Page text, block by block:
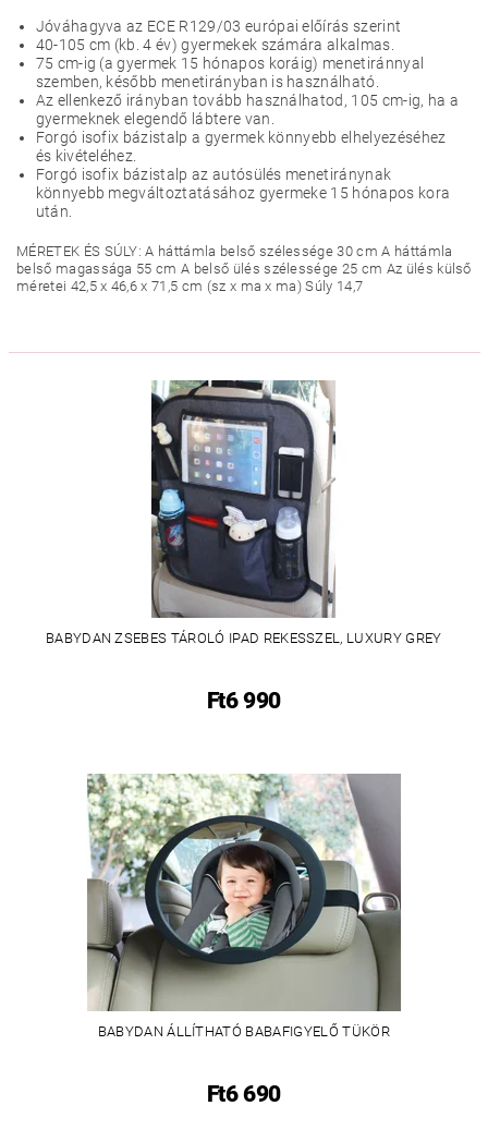
Jóváhagyva az ECE R129/03 európai előírás szerint
40-105 cm (kb. 4 év) gyermekek számára alkalmas.
75 cm-ig (a gyermek 15 hónapos koráig) menetiránnyal
szemben, később menetirányban is használható.
Az ellenkező irányban tovább használhatod, 105 cm-ig, ha a
gyermeknek elegendő lábtere van.
Forgó isofix bázistalp a gyermek könnyebb elhelyezéséhez
és kivételéhez.
Forgó isofix bázistalp az autósülés menetiránynak
könnyebb megváltoztatásához gyermeke 15 hónapos kora
után.
MÉRETEK ÉS SÚLY: A háttámla belső szélessége 30 cm A háttámla
belső magassága 55 cm A belső ülés szélessége 25 cm Az ülés külső
méretei 42,5 x 46,6 x 71,5 cm (sz x ma x ma) Súly 14,7
BABYDAN ZSEBES TÁROLÓ IPAD REKESSZEL, LUXURY GREY
Ft6 990
BABYDAN ÁLLÍTHATÓ BABAFIGYELŐ TÜKÖR
Ft6 690